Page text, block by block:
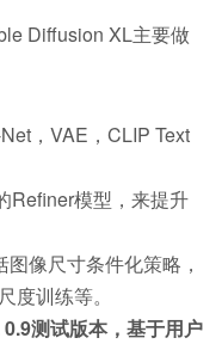
Diffusion XL主要做
，VAE，CLIP Text
Refiner模型，来提升
像尺寸条件化策略，
度训练等。
测试版本，基于用户